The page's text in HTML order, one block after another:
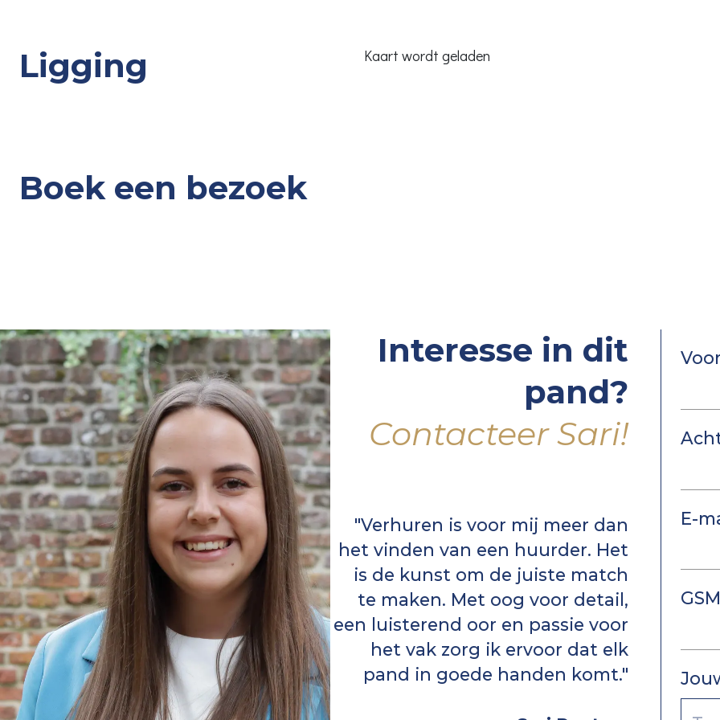
Ligging Kaart wordt geladen
Boek een bezoek
Interesse in dit
pand?
Contacteer Sari!
"Verhuren is voor mij meer dan
het vinden van een huurder. Het
is de kunst om de juiste match
te maken. Met oog voor detail,
een luisterend oor en passie voor
het vak zorg ik ervoor dat elk
pand in goede handen komt."
E-